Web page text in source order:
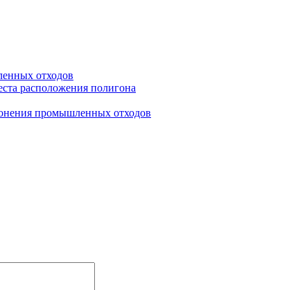
отходов
расположения полигона
промышленных отходов